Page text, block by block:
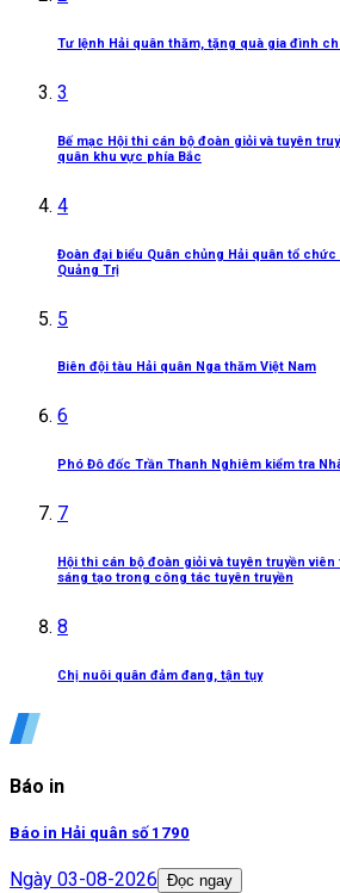
Tư lệnh Hải quân thăm, tặng quà gia đình
3
Bế mạc Hội thi cán bộ đoàn giỏi và tuyên
quân khu vực phía Bắc
4
Đoàn đại biểu Quân chủng Hải quân tổ
Quảng Trị
5
Biên đội tàu Hải quân Nga thăm Việt Nam
6
Phó Đô đốc Trần Thanh Nghiêm kiểm tra
7
Hội thi cán bộ đoàn giỏi và tuyên truyền viên
sáng tạo trong công tác tuyên truyền
8
Chị nuôi quân đảm đang, tận tụy
Báo in
Báo in Hải quân số 1790
Ngày 03-08-2026 Đọc ngay